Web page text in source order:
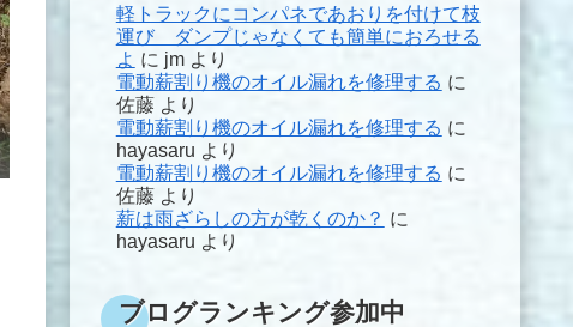
軽トラックにコンパネであおりを付けて枝
運び ダンプじゃなくても簡単におろせる
よ に jmより
電動薪割り機のオイル漏れを修理する に
佐藤より
電動薪割り機のオイル漏れを修理する に
hayasaru より
電動薪割り機のオイル漏れを修理する に
佐藤より
薪は雨ざらしの方が乾くのか？ に
hayasaru より
ブログランキング参加中